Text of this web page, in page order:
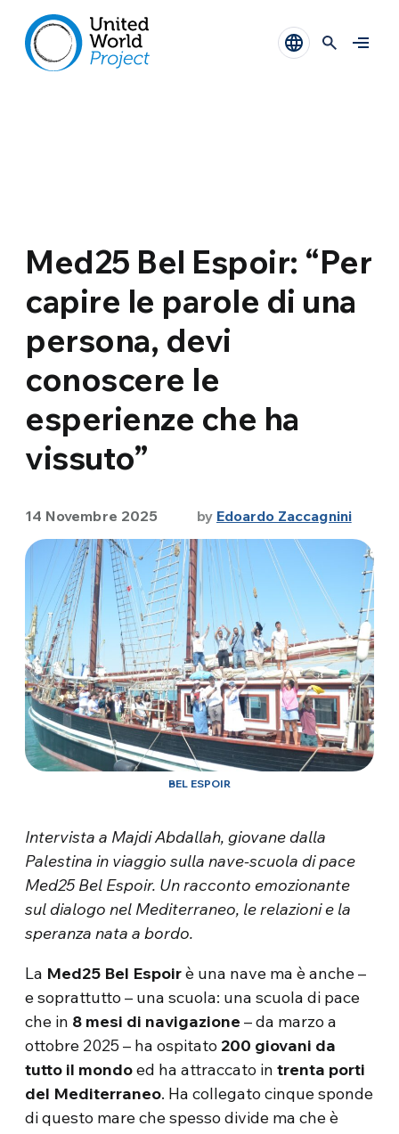
Med25 Bel Espoir: “Per
capire le parole di una
persona, devi
conoscere le
esperienze che ha
vissuto”
14 Novembre 2025 by Edoardo Zaccagnini
BEL ESPOIR
Intervista a Majdi Abdallah, giovane dalla
Palestina in viaggio sulla nave-scuola di pace
Med25 Bel Espoir. Un racconto emozionante
sul dialogo nel Mediterraneo, le relazioni e la
speranza nata a bordo.
La Med25 Bel Espoirè una nave ma è anche –
e soprattutto – una scuola: una scuola di pace
che in 8 mesi di navigazione – da marzo a
ottobre 2025 – ha ospitato 200 giovani da
tutto il mondoed ha attraccato intrenta porti
del Mediterraneo. Ha collegato cinque sponde
di questo mare che spesso divide ma che è